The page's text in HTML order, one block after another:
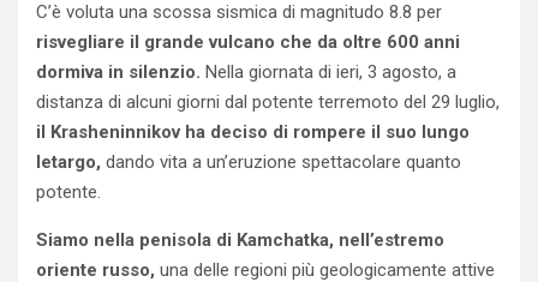
C’è voluta una scossa sismica di magnitudo 8.8 per
risvegliare il grande vulcano che da oltre 600 anni
dormiva in silenzio. Nella giornata di ieri, 3 agosto, a
distanza di alcuni giorni dal potente terremoto del 29 luglio,
il Krasheninnikov ha deciso di rompere il suo lungo
letargo, dando vita a un’eruzione spettacolare quanto
potente.
Siamo nella penisola di Kamchatka, nell’estremo
oriente russo, una delle regioni più geologicamente attive